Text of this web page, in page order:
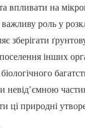
впливати на
роль у
зберігати
інших
невід’ємною
ці природні